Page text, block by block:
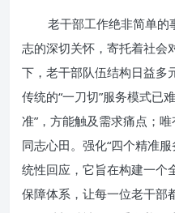
老干部工作绝非简单的
志的深切关怀，寄托着社会
下，老干部队伍结构日益多
传统的“一刀切”服务模式已
准”，方能触及需求痛点；
同志心田。强化“四个精准
统性回应，它旨在构建一个
保障体系，让每一位老干部